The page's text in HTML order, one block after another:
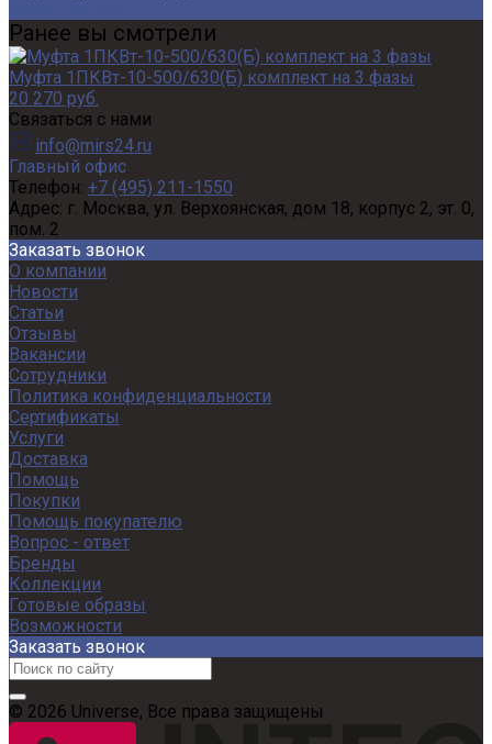
Ранее вы смотрели
Муфта 1ПКВт-10-500/630(Б) комплект на 3 фазы
20 270 руб.
Связаться с нами
info@mirs24.ru
Главный офис
Телефон: +7 (495) 211-1550
Адрес: г. Москва, ул. Верхоянская, дом 18, корпус 2, эт. 0,
пом. 2
Заказать звонок
О компании
Новости
Статьи
Отзывы
Вакансии
Сотрудники
Политика конфиденциальности
Сертификаты
Услуги
Доставка
Помощь
Покупки
Помощь покупателю
Вопрос - ответ
Бренды
Коллекции
Готовые образы
Возможности
Заказать звонок
© 2026 Universe, Все права защищены